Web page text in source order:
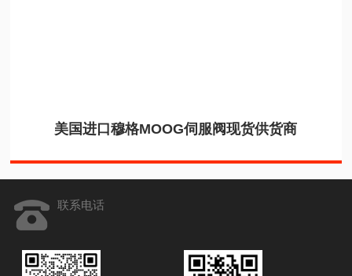
美国进口穆格MOOG伺服阀现货供货商
联系电话